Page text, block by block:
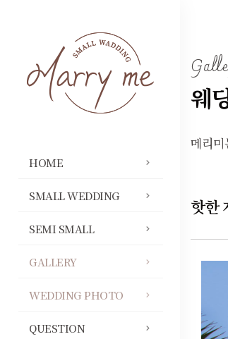
HOME
SMALL WEDDING
SEMI SMALL
GALLERY
WEDDING PHOTO
QUESTION
웨
메리미
핫한